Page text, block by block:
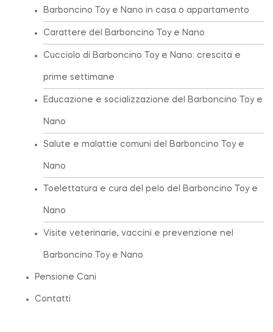
Barboncino Toy e Nano in casa o appartamento
Carattere del Barboncino Toy e Nano
Cucciolo di Barboncino Toy e Nano: crescita e
prime settimane
Educazione e socializzazione del Barboncino Toy e
Nano
Salute e malattie comuni del Barboncino Toy e
Nano
Toelettatura e cura del pelo del Barboncino Toy e
Nano
Visite veterinarie, vaccini e prevenzione nel
Barboncino Toy e Nano
Pensione Cani
Contatti